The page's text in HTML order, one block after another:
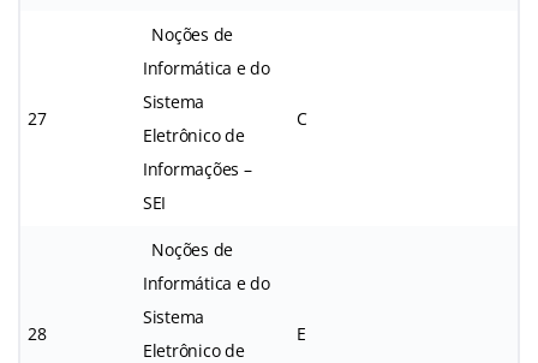
27
Noções de
Informática e do
Sistema
Eletrônico de
Informações –
SEI
C
28
Noções de
Informática e do
Sistema
Eletrônico de
E